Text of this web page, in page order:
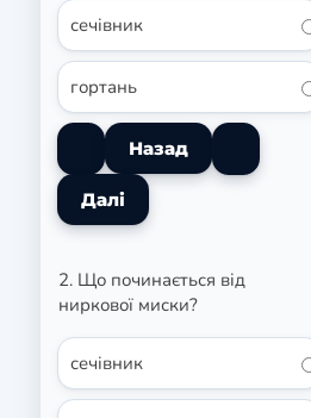
сечівник
гортань
2. Що починається від
ниркової миски?
сечівник